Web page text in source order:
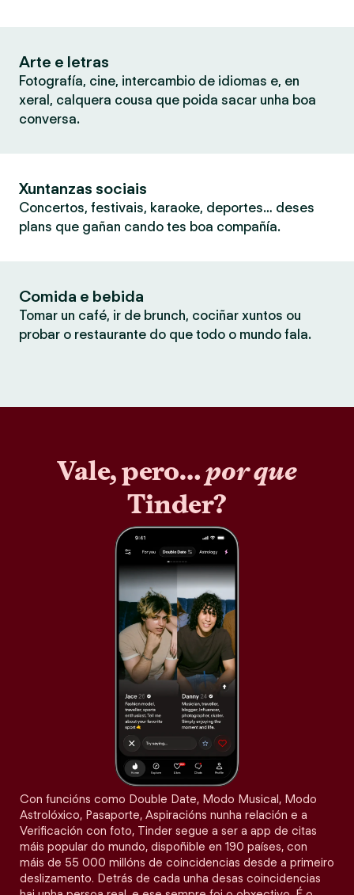
Arte e letras
Fotografía, cine, intercambio de idiomas e, en
xeral, calquera cousa que poida sacar unha boa
conversa.
Xuntanzas sociais
Concertos, festivais, karaoke, deportes… deses
plans que gañan cando tes boa compañía.
Comida e bebida
Tomar un café, ir de brunch, cociñar xuntos ou
probar o restaurante do que todo o mundo fala.
Vale, pero…por que
Tinder?
Con funcións como Double Date, Modo Musical, Modo
Astrolóxico, Pasaporte, Aspiracións nunha relación e a
Verificación con foto, Tinder segue a ser a app de citas
máis popular do mundo, dispoñible en 190 países, con
máis de 55 000 millóns de coincidencias desde a primeiro
deslizamento. Detrás de cada unha desas coincidencias